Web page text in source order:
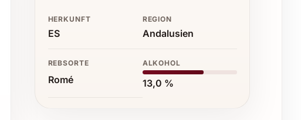
HERKUNFT
ES
REGION
Andalusien
REBSORTE
Romé
ALKOHOL
13,0 %